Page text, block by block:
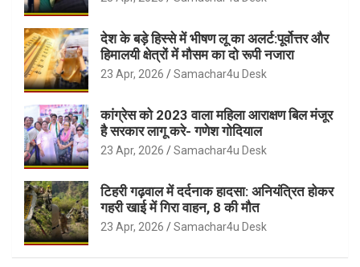
देश के बड़े हिस्से में भीषण लू का अलर्ट:पूर्वोत्तर और
हिमालयी क्षेत्रों में मौसम का दो रूपी नजारा
23 Apr, 2026 Samachar4u Desk
कांग्रेस को 2023 वाला महिला आराक्षण बिल मंजूर
है सरकार लागू करे- गणेश गोदियाल
23 Apr, 2026 Samachar4u Desk
टिहरी गढ़वाल में दर्दनाक हादसा: अनियंत्रित होकर
गहरी खाई में गिरा वाहन, 8 की मौत
23 Apr, 2026 Samachar4u Desk